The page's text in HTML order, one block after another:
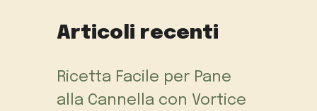
Articoli recenti
Ricetta Facile per Pane
alla Cannella con Vortice